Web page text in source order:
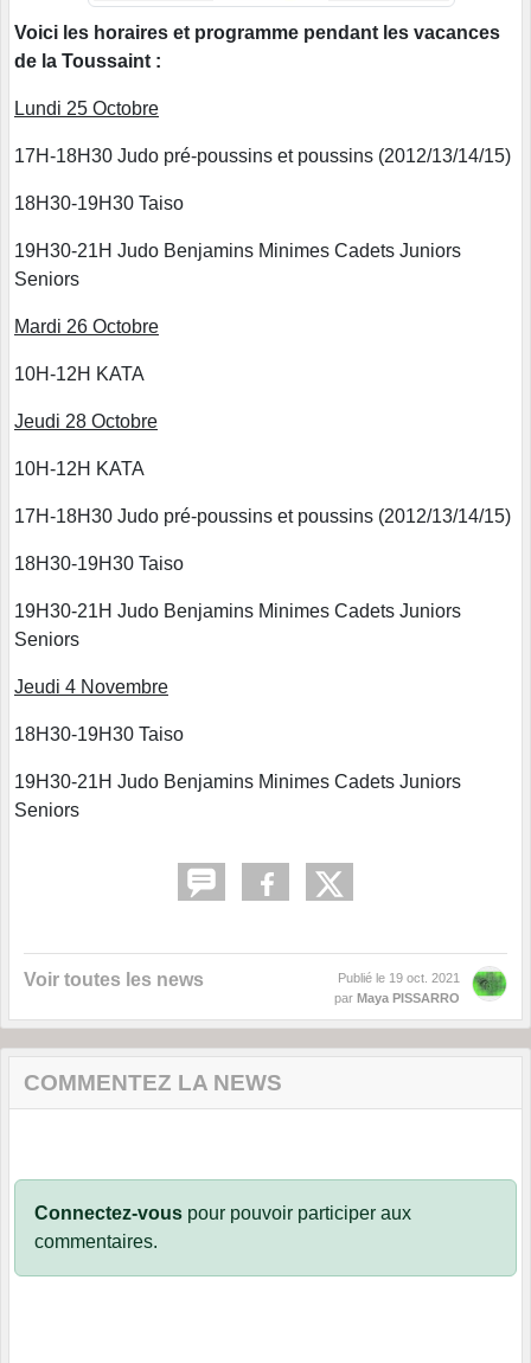
Voici les horaires et programme pendant les vacances
de la Toussaint :
Lundi 25 Octobre
17H-18H30 Judo pré-poussins et poussins (2012/13/14/15)
18H30-19H30 Taiso
19H30-21H Judo Benjamins Minimes Cadets Juniors
Seniors
Mardi 26 Octobre
10H-12H KATA
Jeudi 28 Octobre
10H-12H KATA
17H-18H30 Judo pré-poussins et poussins (2012/13/14/15)
18H30-19H30 Taiso
19H30-21H Judo Benjamins Minimes Cadets Juniors
Seniors
Jeudi 4 Novembre
18H30-19H30 Taiso
19H30-21H Judo Benjamins Minimes Cadets Juniors
Seniors
Voir toutes les news Publié le 19 oct. 2021
par Maya PISSARRO
COMMENTEZ LA NEWS
Connectez-vous pour pouvoir participer aux
commentaires.